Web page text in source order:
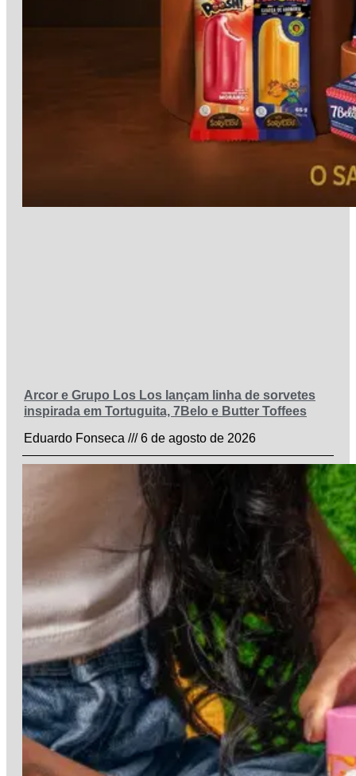
Arcor e Grupo Los Los lançam linha de sorvetes
inspirada em Tortuguita, 7Belo e Butter Toffees
Eduardo Fonseca
6 de agosto de 2026